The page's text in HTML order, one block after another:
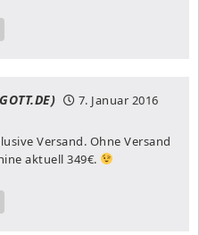
7. Januar 2016
Versand. Ohne Versand
aktuell 349€.